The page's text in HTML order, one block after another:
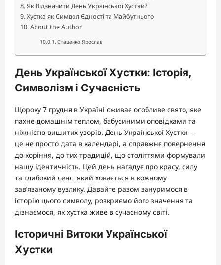
Як Відзначити День Української Хустки?
Хустка як Символ Єдності та Майбутнього
About the Author
Стаценко Ярослав
День Української Хустки: Історія,
Символізм і Сучасність
Щороку 7 грудня в Україні оживає особливе свято, яке
пахне домашнім теплом, бабусиними оповідками та
ніжністю вишитих узорів. День Української Хустки —
це не просто дата в календарі, а справжнє повернення
до коріння, до тих традицій, що століттями формували
нашу ідентичність. Цей день нагадує про красу, силу
та глибокий сенс, який ховається в кожному
зав’язаному вузлику. Давайте разом зануримося в
історію цього символу, розкриємо його значення та
дізнаємося, як хустка живе в сучасному світі.
Історичні Витоки Української
Хустки